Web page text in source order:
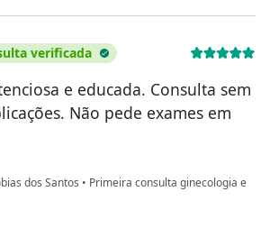
verificada
e educada. Consulta sem
Não pede exames em
dos Santos • Primeira consulta ginecologia e
Cláudia